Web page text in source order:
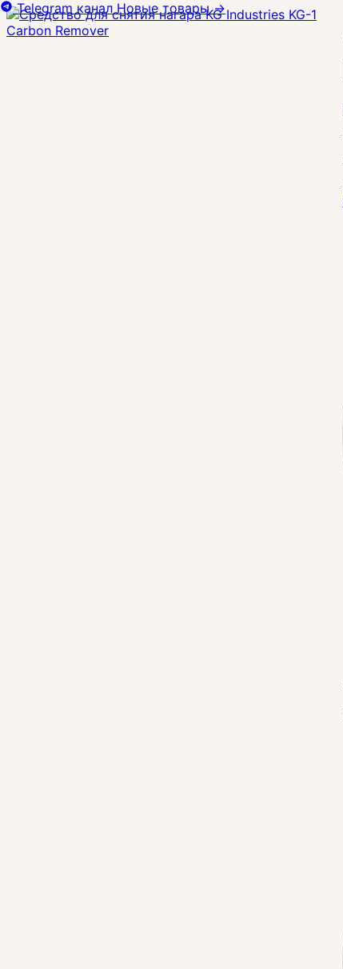
Telegram канал Новые товары→